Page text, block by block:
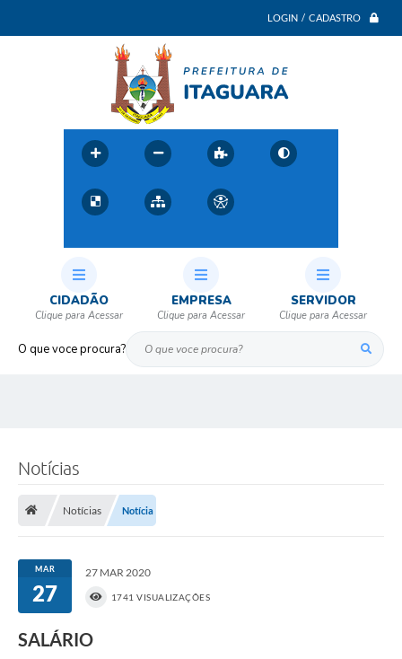
LOGIN / CADASTRO
O que voce procura?
CIDADÃO EMPRESA SERVIDOR
Notícias
Notícias Notícia
MAR
27
27 MAR 2020
1741 VISUALIZAÇÕES
SALÁRIO